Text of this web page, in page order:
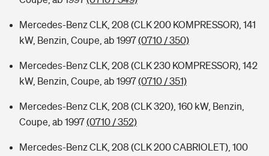
Tools
Kinderunfall-Check: Mehr Sicherheit für deine Kids
Typklassen: So ist Ihr Auto eingestuft
Sie haben Fragen?
Mercedes-Benz CLK, 208 (CLK 200 KOMPRESSOR), 141
kW, Benzin, Coupe, ab 1997(0710 / 350)
Mercedes-Benz CLK, 208 (CLK 230 KOMPRESSOR), 142
kW, Benzin, Coupe, ab 1997(0710 / 351)
Mercedes-Benz CLK, 208 (CLK 320), 160 kW, Benzin,
Coupe, ab 1997(0710 / 352)
Mercedes-Benz CLK, 208 (CLK 200 CABRIOLET), 100